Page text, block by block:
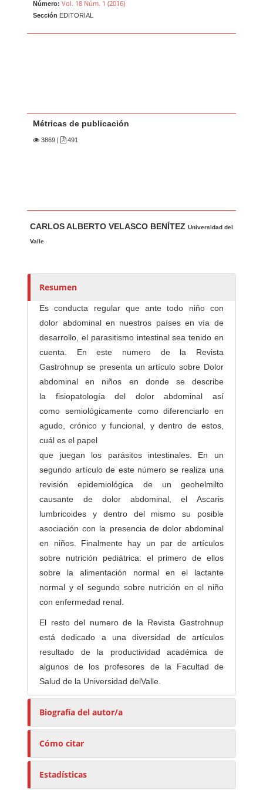
Número: Vol. 18 Núm. 1 (2016)
Sección EDITORIAL
Métricas de publicación
3869 | 491
u
t
r
s
CARLOS ALBERTO VELASCO BENÍTEZUniversidad del
Valle
Resumen
Es conducta regular que ante todo niño con
dolor abdominal en nuestros países en vía de
desarrollo, el parasitismo intestinal sea tenido en
cuenta. En este numero de la Revista
Gastrohnup se presenta un artículo sobre Dolor
abdominal en niños en donde se describe
la fisiopatología del dolor abdominal así
como semiológicamente como diferenciarlo en
agudo, crónico y funcional, y dentro de estos,
cuál es el papel
que juegan los parásitos intestinales. En un
segundo artículo de este número se realiza una
revisión epidemiológica de un geohelmilto
causante de dolor abdominal, el Ascaris
lumbricoides y dentro del mismo su posible
asociación con la presencia de dolor abdominal
en niños. Finalmente hay un par de artículos
sobre nutrición pediátrica: el primero de ellos
sobre la alimentación normal en el lactante
normal y el segundo sobre nutrición en el niño
con enfermedad renal.
El resto del numero de la Revista Gastrohnup
está dedicado a una diversidad de artículos
resultado de la productividad académica de
algunos de los profesores de la Facultad de
Salud de la Universidad delValle.
Biografía del autor/a
Cómo citar
Estadísticas